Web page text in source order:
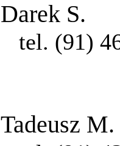
Darek S.
tel. (91)
Tadeusz M.